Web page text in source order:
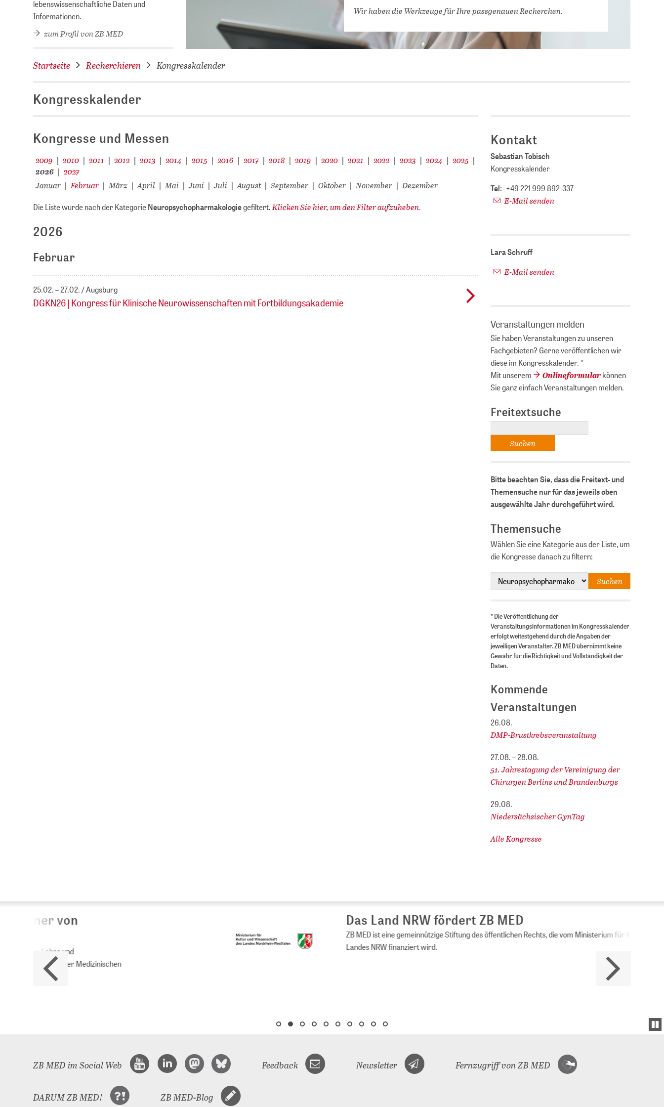
VERNETZEN: WIR FÜR SIE
DATENBANKEN (DBIS)
DIGITALE SAMMLUNGEN
Abschlussarbeiten bei
lebenswissenschaftliche Daten und
Informationen.
zum Profil von ZB MED
Wir haben die Werkzeuge für Ihre passgenauen Recherchen.
Startseite Recherchieren Kongresskalender
Kongresskalender
Kongresse und Messen
2009 | 2010 | 2011 | 2012 | 2013 | 2014 | 2015 | 2016 | 2017 | 2018 | 2019 | 2020 | 2021 | 2022 | 2023 | 2024 | 2025 |
2026 | 2027
Januar | Februar | März | April | Mai | Juni | Juli | August | September | Oktober | November | Dezember
Die Liste wurde nach der KategorieNeuropsychopharmakologiegefiltert.Klicken Sie hier, um den Filter aufzuheben.
2026
Februar
25.02. – 27.02. Augsburg
DGKN26 | Kongress für Klinische Neurowissenschaften mit Fortbildungsakademie
Kontakt
Sebastian Tobisch
Kongresskalender
Tel: +49 221 999 892-337
E-Mail senden
Lara Schruff
E-Mail senden
Veranstaltungen melden
Sie haben Veranstaltungen zu unseren
Fachgebieten? Gerne veröffentlichen wir
diese im Kongresskalender. *
Mit unserem
Onlineformularkönnen
Sie ganz einfach Veranstaltungen melden.
Freitextsuche
Bitte beachten Sie, dass die Freitext- und
Themensuche nur für das jeweils oben
ausgewählte Jahr durchgeführt wird.
Themensuche
Wählen Sie eine Kategorie aus der Liste, um
die Kongresse danach zu filtern:
* Die Veröffentlichung der
Veranstaltungsinformationen im Kongresskalender
erfolgt weitestgehend durch die Angaben der
jeweiligen Veranstalter. ZB MED übernimmt keine
Gewähr für die Richtigkeit und Vollständigkeit der
Daten.
Kommende
Veranstaltungen
26.08.
DMP-Brustkrebsveranstaltung
27.08. – 28.08.
51. Jahrestagung der Vereinigung der
Chirurgen Berlins und Brandenburgs
29.08.
Niedersächsischer GynTag
Alle Kongresse
Das Land NRW fördert ZB MED
ZB MED ist eine gemeinnützige Stiftung des öffentlichen Rechts, die vom Ministerium für Kultur und Wissenschaft des
Landes NRW finanziert wird.
ZB MED im Social Web Feedback Newsletter Fernzugriff von ZB MED
DARUM ZB MED! ZB MED-Blog